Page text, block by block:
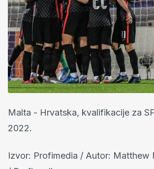
Malta - Hrvatska, kvalifikacije za
2022.
Izvor: Profimedia / Autor: Matthew